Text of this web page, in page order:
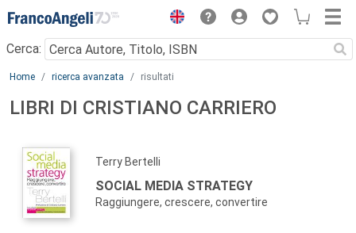
Menu
Cerca:
Main content
Home ricerca avanzata risultati
LIBRI DI CRISTIANO CARRIERO
Terry Bertelli
SOCIAL MEDIA STRATEGY
Raggiungere, crescere, convertire